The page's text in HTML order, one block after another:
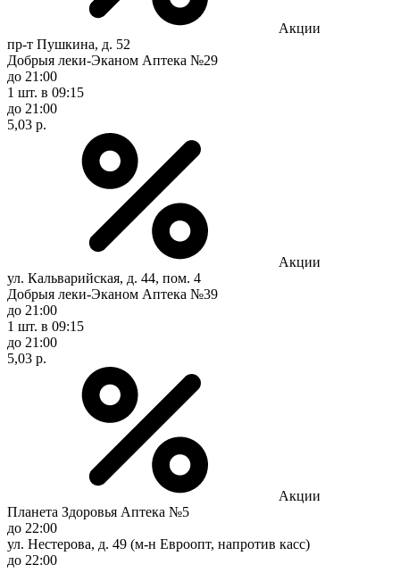
Акции
пр-т Пушкина, д. 52
Добрыя леки-Эканом Аптека №29
до 21:00
1 шт. в 09:15
до 21:00
5,03 р.
Акции
ул. Кальварийская, д. 44, пом. 4
Добрыя леки-Эканом Аптека №39
до 21:00
1 шт. в 09:15
до 21:00
5,03 р.
Акции
Планета Здоровья Аптека №5
до 22:00
ул. Нестерова, д. 49 (м-н Евроопт, напротив касс)
до 22:00